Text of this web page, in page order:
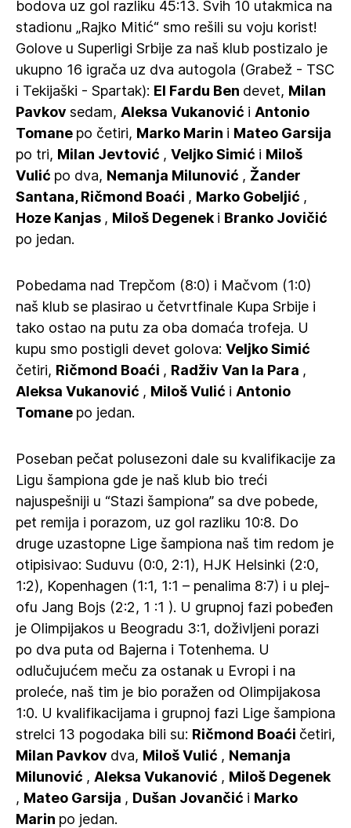
bodova uz gol razliku 45:13. Svih 10 utakmica na
stadionu „Rajko Mitić“ smo rešili su voju korist!
Golove u Superligi Srbije za naš klub postizalo je
ukupno 16 igrača uz dva autogola (Grabež - TSC
i Tekijaški - Spartak): El Fardu Ben devet, Milan
Pavkov sedam, Aleksa Vukanović i Antonio
Tomane po četiri, Marko Marin i Mateo Garsija
po tri, Milan Jevtović , VeljkoSimić i Miloš
Vulić po dva, Nemanja Milunović , Žander
Santana, Ričmond Boaći , Marko Gobeljić ,
Hoze Kanjas , Miloš Degenek i Branko Jovičić
po jedan.
Pobedama nad Trepčom (8:0) i Mačvom (1:0)
naš klub se plasirao u četvrtfinale Kupa Srbije i
tako ostao na putu za oba domaća trofeja. U
kupu smo postigli devet golova: VeljkoSimić
četiri, Ričmond Boaći , Radživ Van la Para ,
Aleksa Vukanović , MilošVulić i Antonio
Tomane po jedan.
Poseban pečat polusezoni dale su kvalifikacije za
Ligu šampiona gde je naš klub bio treći
najuspešniji u “Stazi šampiona” sa dve pobede,
pet remija i porazom, uz gol razliku 10:8. Do
druge uzastopne Lige šampiona naš tim redom je
otipisivao: Suduvu (0:0, 2:1), HJK Helsinki (2:0,
1:2), Kopenhagen (1:1, 1:1 – penalima 8:7) i u plej-
ofu Jang Bojs (2:2, 1 :1 ). U grupnoj fazi pobeđen
je Olimpijakos u Beogradu 3:1, doživljeni porazi
po dva puta od Bajerna i Totenhema. U
odlučujućem meču za ostanak u Evropi i na
proleće, naš tim je bio poražen od Olimpijakosa
1:0. U kvalifikacijama i grupnoj fazi Lige šampiona
strelci 13 pogodaka bili su: Ričmond Boaći četiri,
Milan Pavkov dva, MilošVulić , Nemanja
Milunović , Aleksa Vukanović , Miloš Degenek
, Mateo Garsija , Dušan Jovančić i Marko
Marin po jedan.